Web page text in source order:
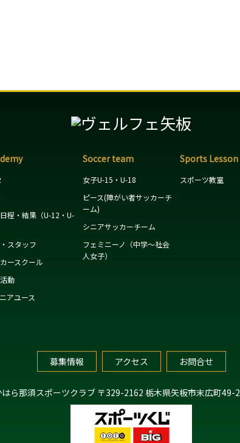
程・結果（U-12・U-
スタッフ
ースクール
動
アユース
Soccer team
女子U-15・U-18
ピース(障がい者サッカーチ
ーム)
シニアサッカーチーム
フェミニーノ（中学～社会
人女子）
Sports Lesson
スポーツ教室
募集情報 アクセス お問合せ
ら那須スポーツクラブ〒329-2162 栃木県矢板市末広町49-2